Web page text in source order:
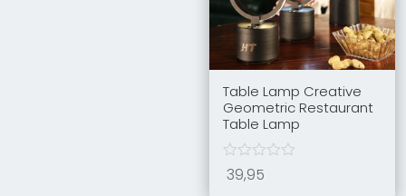
Table Lamp Creative
Geometric Restaurant
Table Lamp
39,95